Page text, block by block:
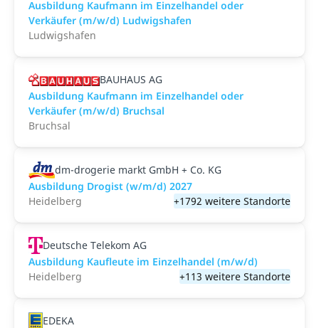
Ausbildung Kaufmann im Einzelhandel oder
Verkäufer (m/w/d) Ludwigshafen
Ludwigshafen
BAUHAUS AG
Ausbildung Kaufmann im Einzelhandel oder
Verkäufer (m/w/d) Bruchsal
Bruchsal
dm-drogerie markt GmbH + Co. KG
Ausbildung Drogist (w/m/d) 2027
Heidelberg
+1792 weitere Standorte
Deutsche Telekom AG
Ausbildung Kaufleute im Einzelhandel (m/w/d)
Heidelberg
+113 weitere Standorte
EDEKA